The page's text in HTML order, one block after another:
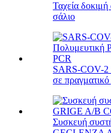
Ταχεία
σάλιο
SARS-COV-
σε
Συσκευή